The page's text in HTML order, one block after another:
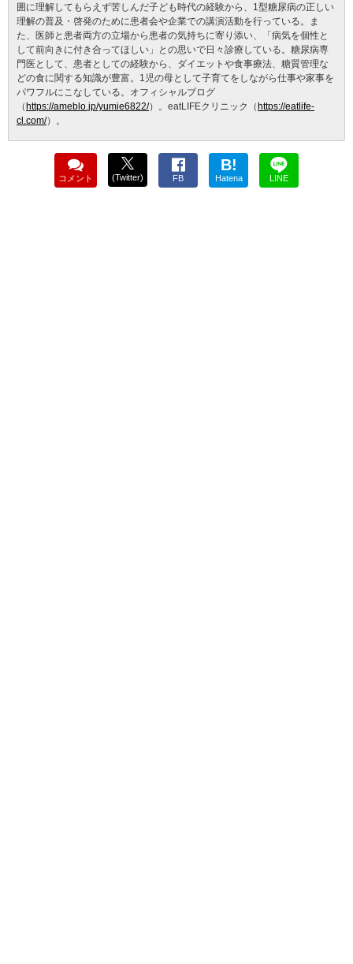
囲に理解してもらえず苦しんだ子ども時代の経験から、1型糖尿病の正しい
理解の普及・啓発のために患者会や企業での講演活動を行っている。ま
た、医師と患者両方の立場から患者の気持ちに寄り添い、「病気を個性と
して前向きに付き合ってほしい」との思いで日々診療している。糖尿病専
門医として、患者としての経験から、ダイエットや食事療法、糖質管理な
どの食に関する知識が豊富。1児の母として子育てをしながら仕事や家事を
パワフルにこなしている。オフィシャルブログ
（https://ameblo.jp/yumie6822/）。eatLIFEクリニック（https://eatlife-
cl.com/）。
コメント (Twitter) FB
B!
Hatena LINE